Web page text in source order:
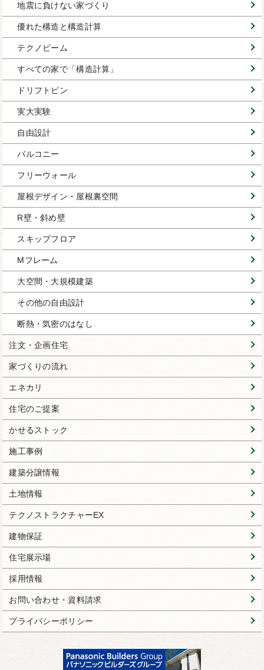
地震に負けない家づくり
優れた構造と構造計算
テクノビーム
すべての家で「構造計算」
ドリフトピン
実大実験
自由設計
バルコニー
フリーウォール
屋根デザイン・屋根裏空間
R壁・斜め壁
スキップフロア
Mフレーム
大空間・大規模建築
その他の自由設計
断熱・気密のはなし
注文・企画住宅
家づくりの流れ
エネカリ
住宅のご提案
かせるストック
施工事例
建築分譲情報
土地情報
テクノストラクチャーEX
建物保証
住宅展示場
採用情報
お問い合わせ・資料請求
プライバシーポリシー